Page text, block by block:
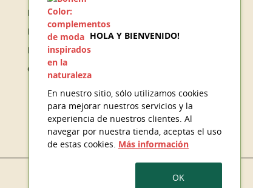
Pedidos
Facturas por abono
Direcciones
Cupones de descuento
HOLA Y BIENVENIDO!
En nuestro sitio, sólo utilizamos cookies
para mejorar nuestros servicios y la
experiencia de nuestros clientes. Al
navegar por nuestra tienda, aceptas el uso
de estas cookies. Más información
OK